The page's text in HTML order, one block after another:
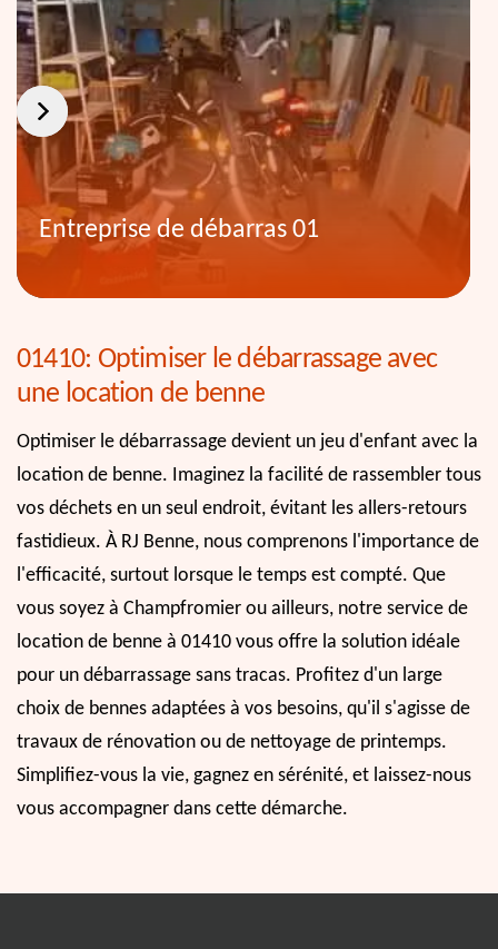
Entreprise de débarras 01
01410: Optimiser le débarrassage avec
une location de benne
Optimiser le débarrassage devient un jeu d'enfant avec la
location de benne. Imaginez la facilité de rassembler tous
vos déchets en un seul endroit, évitant les allers-retours
fastidieux. À RJ Benne, nous comprenons l'importance de
l'efficacité, surtout lorsque le temps est compté. Que
vous soyez à Champfromier ou ailleurs, notre service de
location de benne à 01410 vous offre la solution idéale
pour un débarrassage sans tracas. Profitez d'un large
choix de bennes adaptées à vos besoins, qu'il s'agisse de
travaux de rénovation ou de nettoyage de printemps.
Simplifiez-vous la vie, gagnez en sérénité, et laissez-nous
vous accompagner dans cette démarche.